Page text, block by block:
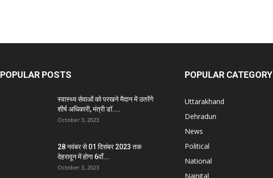
POPULAR POSTS
स्वास्थ्य सेवाओं को परखने मैदान में उतरेंगे
शीर्ष अधिकारी, मंत्री डॉ....
October 3, 2023
28 नवंबर से 01 दिसंबर 2023 तक
देहरादून में होगा 6वाँ...
October 3, 2023
POPULAR CATEGORY
Uttarakhand
Dehradun
News
Political
National
Nainital